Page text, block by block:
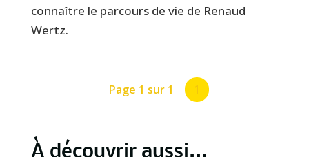
connaître le parcours de vie de Renaud
Wertz.
Page 1 sur 1 1
À découvrir aussi...